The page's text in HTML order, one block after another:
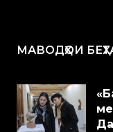
МАВОДҲОИ